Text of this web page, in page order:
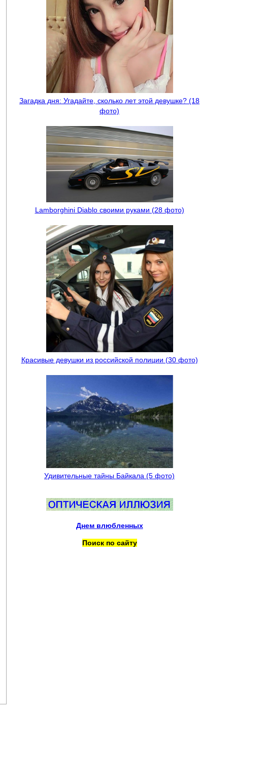
Загадка дня: Угадайте, сколько лет этой девушке? (18
фото)
Lamborghini Diablo своими руками (28 фото)
Красивые девушки из российской полиции (30 фото)
Удивительные тайны Байкала (5 фото)
Днем влюбленных
Поиск по сайту